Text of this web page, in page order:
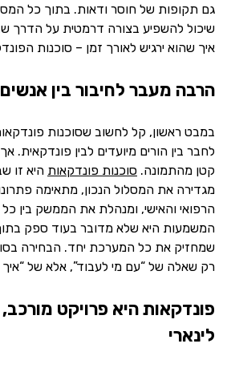
גם תקופות של חוסר ודאות. בתוך כל
שיכול להשפיע בצורה דרמטית על הדרך
איך שהוא ירגיש לאורך זמן – סוכנות
הרבה מעבר לחיבור בין אנשים
במבט ראשון, קל לחשוב שסוכנות
לחבר בין הורים מיועדים לבין פונדקאית.
קטן מהתמונה. סוכנות פונדקאות היא זו
מגדירה את המסלול הנכון, מתאימה
הרפואי והאישי, ומנהלת את הממשק בין כל
המשמעות היא שלא מדובר בעוד ספק
שמחזיק את כל המערכת יחד. הבחירה
רק שאלה של “עם מי לעבוד”, אלא של “איך
פונדקאות היא פרויקט
לינארי